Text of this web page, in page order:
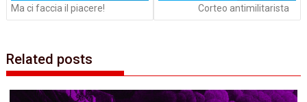
Ma ci faccia il piacere! Corteo antimilitarista
Related posts